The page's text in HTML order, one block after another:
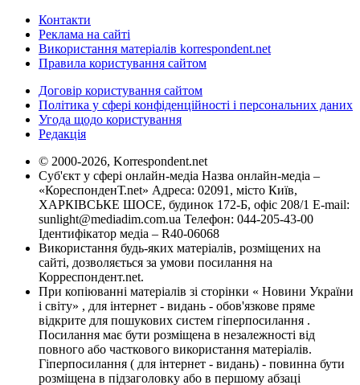
Контакти
Реклама на сайті
Використання матеріалів korrespondent.net
Правила користування сайтом
Договір користування сайтом
Політика у сфері конфіденційності і персональних даних
Угода щодо користування
Редакція
© 2000-2026, Korrespondent.net
Суб'єкт у сфері онлайн-медіа Назва онлайн-медіа –
«КореспонденТ.net» Адреса: 02091, місто Київ,
ХАРКІВСЬКЕ ШОСЕ, будинок 172-Б, офіс 208/1 E-mail:
sunlight@mediadim.com.ua Телефон: 044-205-43-00
Ідентифікатор медіа – R40-06068
Використання будь-яких матеріалів, розміщених на
сайті, дозволяється за умови посилання на
Корреспондент.net.
При копіюванні матеріалів зі сторінки « Новини України
і світу» , для інтернет - видань - обов'язкове пряме
відкрите для пошукових систем гіперпосилання .
Посилання має бути розміщена в незалежності від
повного або часткового використання матеріалів.
Гіперпосилання ( для інтернет - видань) - повинна бути
розміщена в підзаголовку або в першому абзаці